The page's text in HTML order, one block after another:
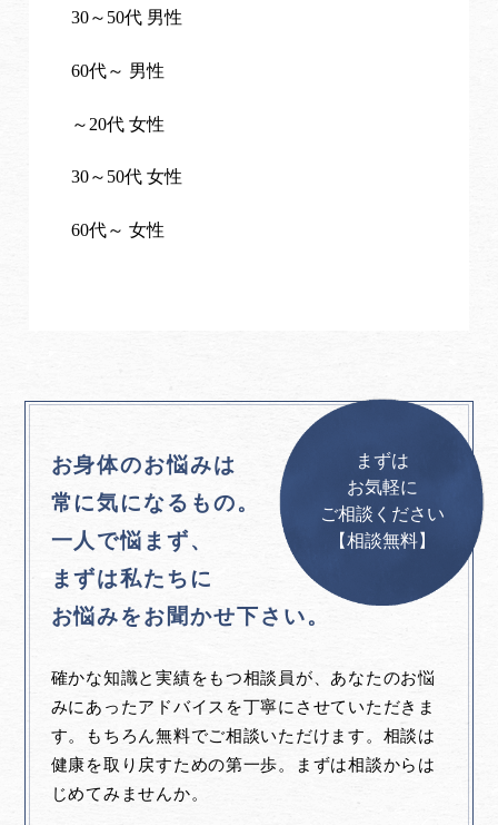
30～50代 男性
60代～ 男性
～20代 女性
30～50代 女性
60代～ 女性
お身体のお悩みは
常に気になるもの。
一人で悩まず、
まずは私たちに
お悩みをお聞かせ下さい。
確かな知識と実績をもつ相談員が、あなたのお悩
みにあったアドバイスを丁寧にさせていただきま
す。もちろん無料でご相談いただけます。相談は
健康を取り戻すための第一歩。まずは相談からは
じめてみませんか。
まずは
お気軽に
ご相談ください
【相談無料】